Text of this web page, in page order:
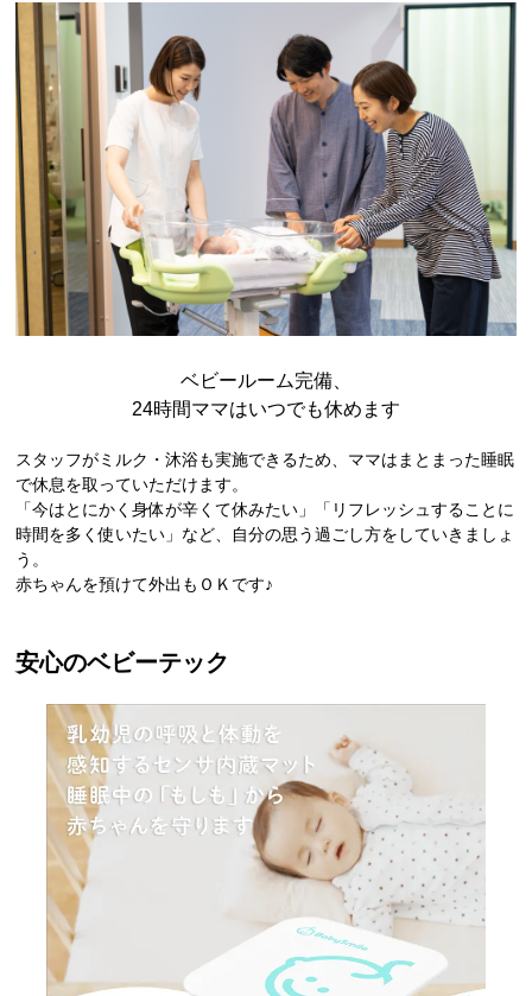
ベビールーム完備、
24時間ママはいつでも休めます
スタッフがミルク・沐浴も実施できるため、ママはまとまった睡眠
で休息を取っていただけます。
「今はとにかく身体が辛くて休みたい」「リフレッシュすることに
時間を多く使いたい」など、自分の思う過ごし方をしていきましょ
う。
赤ちゃんを預けて外出もＯＫです♪
安心のベビーテック